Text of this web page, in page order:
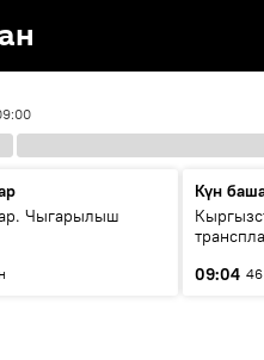
Чыгарылыш
Күн
келечеги
09:04